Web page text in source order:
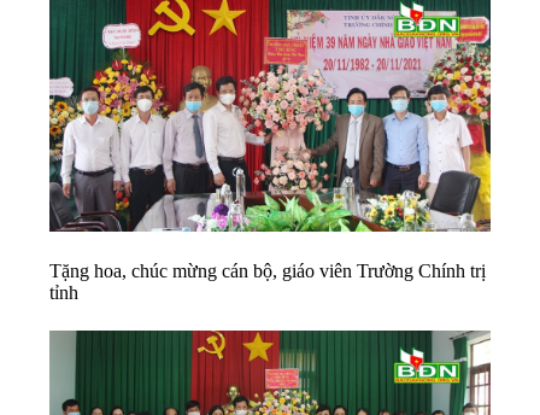
Tặng hoa, chúc mừng cán bộ, giáo viên Trường Chính trị
tỉnh